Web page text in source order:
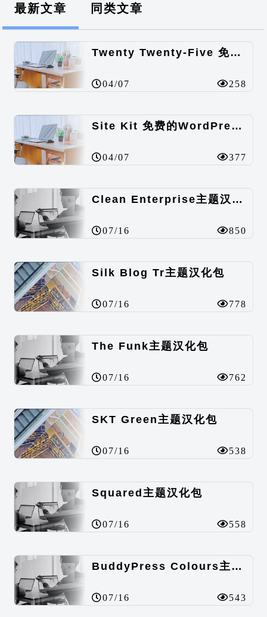
最新文章 同类文章
Twenty Twenty-Five 免费的WordPress内容主题
04/07 258
Site Kit 免费的WordPress数据统计插件
04/07 377
Clean Enterprise主题汉化包
07/16 850
Silk Blog Tr主题汉化包
07/16 778
The Funk主题汉化包
07/16 762
SKT Green主题汉化包
07/16 538
Squared主题汉化包
07/16 558
BuddyPress Colours主题汉化包
07/16 543